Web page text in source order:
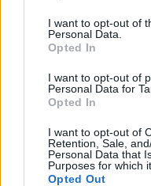
I want to opt-out of
Personal Data.
Opted In
I want to opt-out of
Personal Data for
Opted In
I want to opt-out of
Retention, Sale,
Personal Data that
Purposes for which
Opted Out
EMAS assegura 1,68
quilómetros da rede de
A Empresa Municipal de
3 Agosto, 2026 - 20:00